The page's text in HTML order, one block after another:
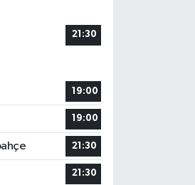
21:30
19:00
19:00
21:30
21:30